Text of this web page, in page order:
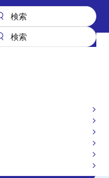
揮発性メモリ
ンジのSPIシリア
デュアル IOと